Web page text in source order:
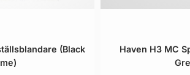
(Black
Haven H3 MC